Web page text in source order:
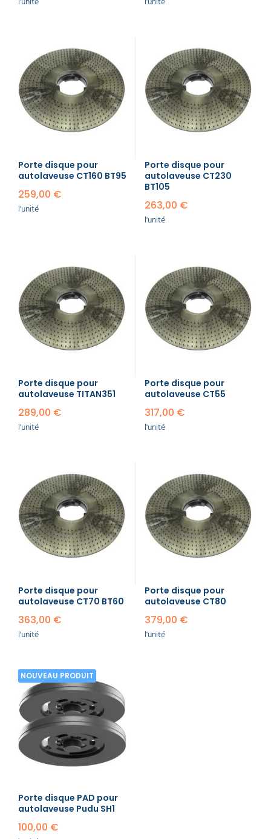
Porte disque pour
autolaveuse CT160 BT95
259,00 €
l'unité
Porte disque pour
autolaveuse CT230
BT105
263,00 €
l'unité
Porte disque pour
autolaveuse TITAN351
289,00 €
l'unité
Porte disque pour
autolaveuse CT55
317,00 €
l'unité
Porte disque pour
autolaveuse CT70 BT60
363,00 €
l'unité
Porte disque pour
autolaveuse CT80
379,00 €
l'unité
NOUVEAU PRODUIT
Porte disque PAD pour
autolaveuse Pudu SH1
100,00 €